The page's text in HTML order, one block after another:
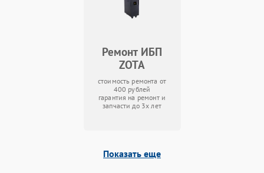
Ремонт ИБП
ZOTA
стоимость ремонта от
400 рублей
гарантия на ремонт и
запчасти до 3х лет
Показать еще